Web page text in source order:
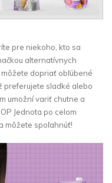
pre niekoho, kto sa
alternatívnych
môžete dopriať obľúbené
preferujete sladké alebo
umožní variť chutne a
Jednota po celom
môžete spoľahnúť!